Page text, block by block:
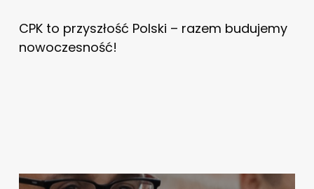
CPK to przyszłość Polski – razem budujemy
nowoczesność!